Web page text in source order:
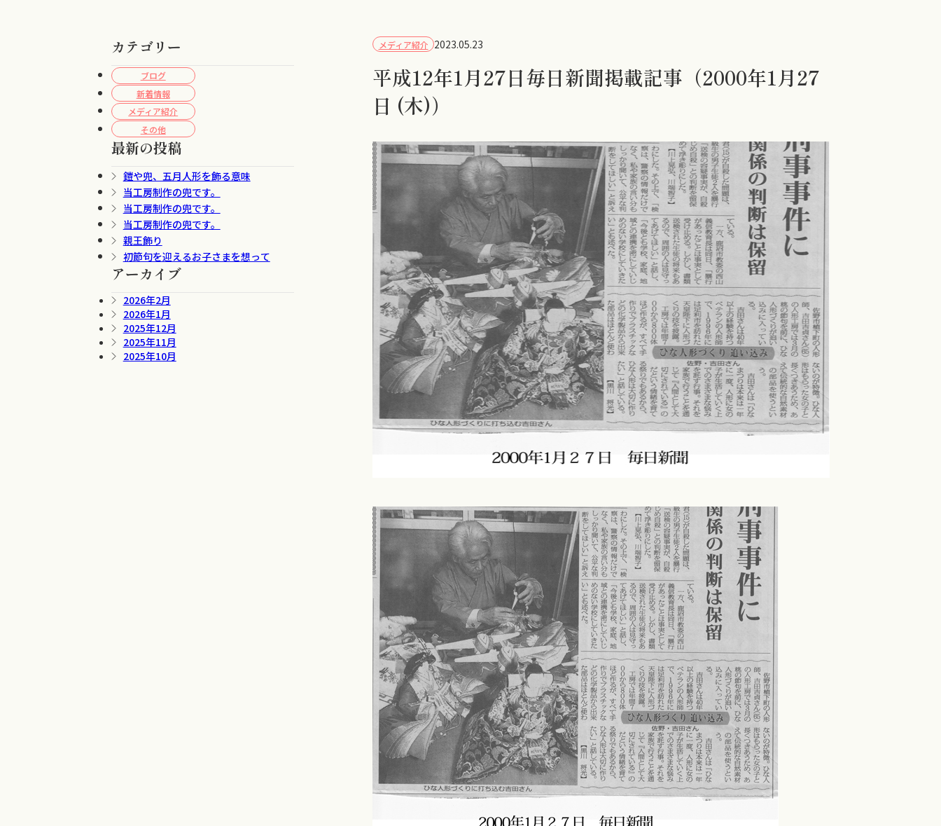
カテゴリー
ブログ
新着情報
メディア紹介
その他
最新の投稿
鎧や兜、五月人形を飾る意味
当工房制作の兜です。
当工房制作の兜です。
当工房制作の兜です。
親王飾り
初節句を迎えるお子さまを想って
アーカイブ
2026年2月
2026年1月
2025年12月
2025年11月
2025年10月
メディア紹介 2023.05.23
平成12年1月27日毎日新聞掲載記事（2000年1月27
日 (木)）